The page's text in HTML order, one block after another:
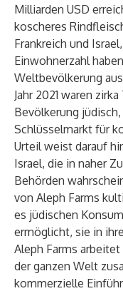
Milliarden USD
koscheres
Frankreich und
Einwohnerzahl
Weltbevölkerung
Jahr 2021 waren zirka
Bevölkerung
Schlüsselmarkt für
Urteil weist darauf
Israel, die in naher
Behörden
von Aleph Farms
es jüdischen
ermöglicht, sie in
Aleph Farms
der ganzen Welt
kommerzielle